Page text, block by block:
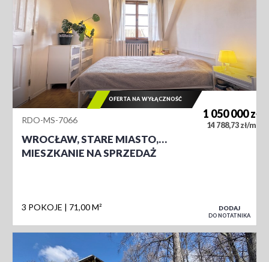
RDO-MS-7066
WROCŁAW, STARE MIASTO,…
MIESZKANIE NA SPRZEDAŻ
3 POKOJE 71,00 M²
1 050 000zł
14 788,73 zł/m
OFERTA NA WYŁĄCZNOŚĆ
DODAJ
DO NOTATNIKA